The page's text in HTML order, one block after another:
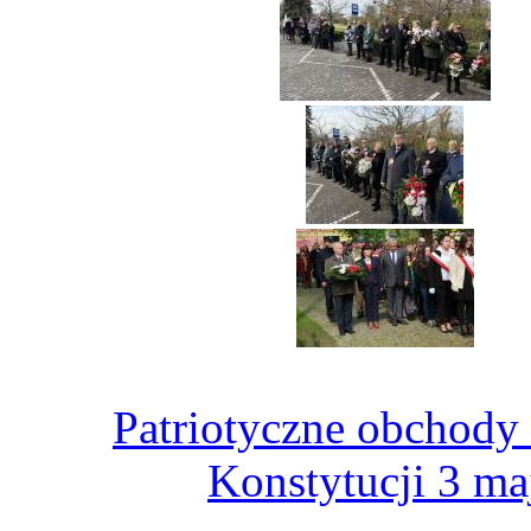
Patriotyczne obchody
Konstytucji 3